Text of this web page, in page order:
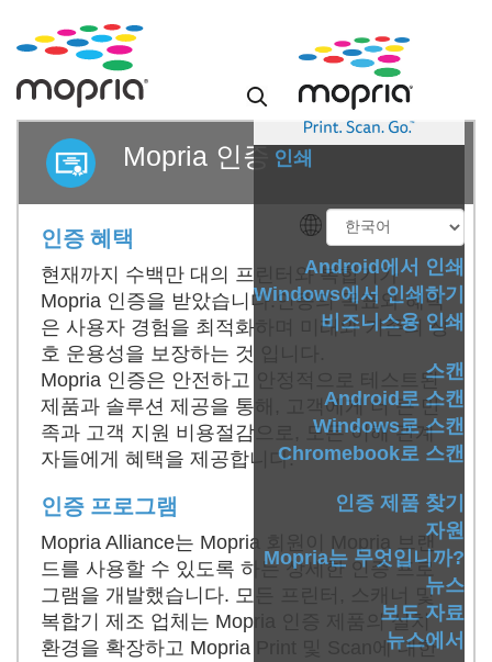
인쇄
Android에서 인쇄
Windows에서 인쇄하기
비즈니스용 인쇄
스캔
Android로 스캔
Windows로 스캔
Chromebook로 스캔
인증 제품 찾기
자원
Mopria는 무엇입니까?
뉴스
보도 자료
뉴스에서
Mopria 인증
인증 혜택
현재까지 수백만 대의 프린터와 복합기가
Mopria 인증을 받았습니다.인증의 목표와 혜택
은 사용자 경험을 최적화하며 미래와 기존의 상
호 운용성을 보장하는 것 입니다.
Mopria 인증은 안전하고 안정적으로 테스트된
제품과 솔루션 제공을 통해, 고객에게 더 큰 만
족과 고객 지원 비용절감으로, 모든 이해 관계
자들에게 혜택을 제공합니다.
인증 프로그램
Mopria Alliance는 Mopria 회원이 Mopria 브랜
드를 사용할 수 있도록 하는 상세한 인증 프로
그램을 개발했습니다. 모든 프린터, 스캐너 및
복합기 제조 업체는 Mopria 인증 제품의 설치
환경을 확장하고 Mopria Print 및 Scan에 대한